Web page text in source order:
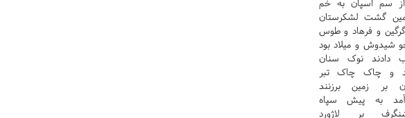
سم اسپان به خم
گشت لشکرستان
و فرهاد و طوس
شيدوش و ميلاد بود
دادند نوک سنان
و چاک چاک تبر
بر زمين برزنند
به پيش سپاه
بر لاژورد